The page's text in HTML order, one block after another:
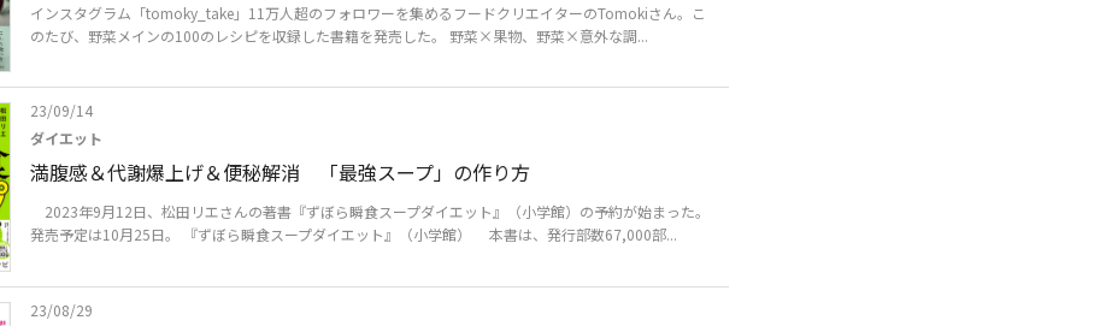
インスタグラム「tomoky_take」11万人超のフォロワーを集めるフードクリエイターのTomokiさん。こ
のたび、野菜メインの100のレシピを収録した書籍を発売した。 野菜×果物、野菜×意外な調...
23/09/14
ダイエット
満腹感＆代謝爆上げ＆便秘解消 「最強スープ」の作り方
2023年9月12日、松田リエさんの著書『ずぼら瞬食スープダイエット』（小学館）の予約が始まった。
発売予定は10月25日。 『ずぼら瞬食スープダイエット』（小学館） 本書は、発行部数67,000部...
23/08/29